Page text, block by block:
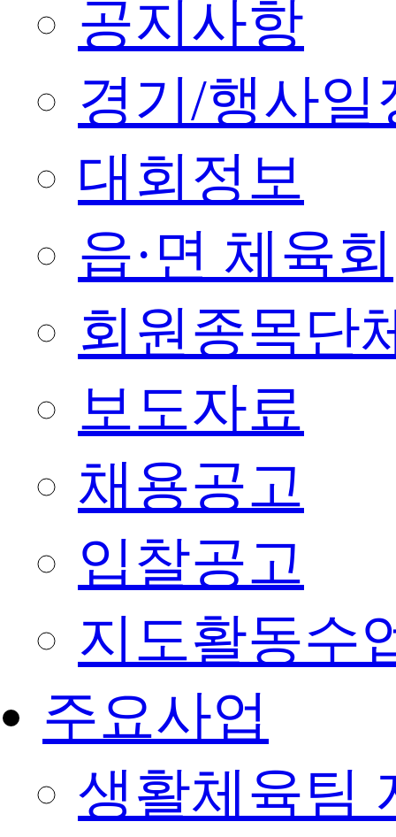
공지사항
경기/행사일
대회정보
읍·면 체육회
회원종목단
보도자료
채용공고
입찰공고
지도활동수
주요사업
생활체육팀